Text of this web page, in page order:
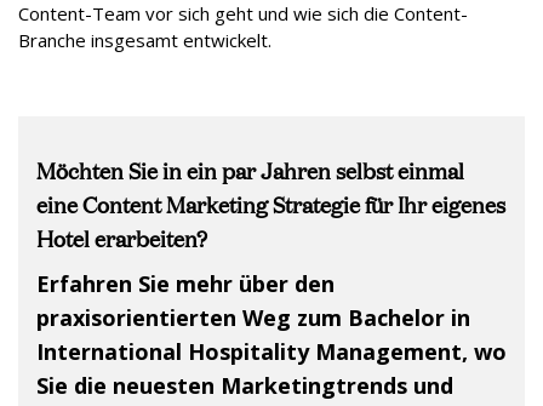
Content-Team vor sich geht und wie sich die Content-
Branche insgesamt entwickelt.
Möchten Sie in ein par Jahren selbst einmal
eine Content Marketing Strategie für Ihr eigenes
Hotel erarbeiten?
Erfahren Sie mehr über den
praxisorientierten Weg zum Bachelor in
International Hospitality Management, wo
Sie die neuesten Marketingtrends und